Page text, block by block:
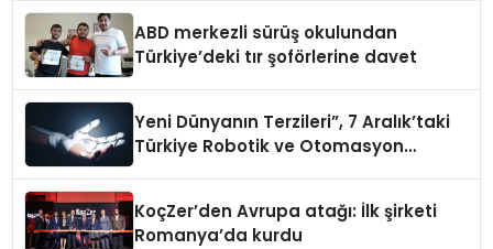
ABD merkezli sürüş okulundan
Türkiye’deki tır şoförlerine davet
Yeni Dünyanın Terzileri”, 7 Aralık’taki
Türkiye Robotik ve Otomasyon
KoçZer’den Avrupa atağı: İlk şirketi
Romanya’da kurdu